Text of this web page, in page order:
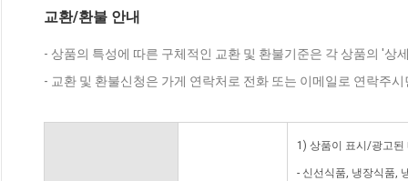
교환/환불 안내
- 상품의 특성에 따른 구체적인 교환 및 환불기준은 각 상품의 '상
- 교환 및 환불신청은 가게 연락처로 전화 또는 이메일로 연락주
1) 상품이 표시/광고된
- 신선식품, 냉장식품,